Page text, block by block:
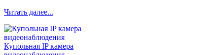
Читать далее...
Купольная IP камера